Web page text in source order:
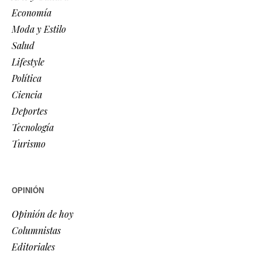
Economía
Moda y Estilo
Salud
Lifestyle
Política
Ciencia
Deportes
Tecnología
Turismo
OPINIÓN
Opinión de hoy
Columnistas
Editoriales